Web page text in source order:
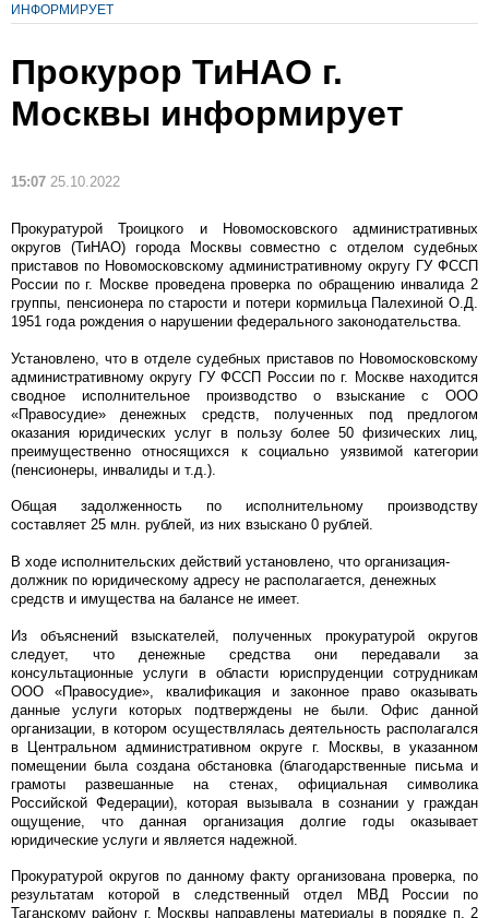
ИНФОРМИРУЕТ
Прокурор ТиНАО г.
Москвы информирует
15:07 25.10.2022
Прокуратурой Троицкого и Новомосковского административных
округов (ТиНАО) города Москвы совместно с отделом судебных
приставов по Новомосковскому административному округу ГУ ФССП
России по г. Москве проведена проверка по обращению инвалида 2
группы, пенсионера по старости и потери кормильца Палехиной О.Д.
1951 года рождения о нарушении федерального законодательства.
Установлено, что в отделе судебных приставов по Новомосковскому
административному округу ГУ ФССП России по г. Москве находится
сводное исполнительное производство о взыскание с ООО
«Правосудие» денежных средств, полученных под предлогом
оказания юридических услуг в пользу более 50 физических лиц,
преимущественно относящихся к социально уязвимой категории
(пенсионеры, инвалиды и т.д.).
Общая задолженность по исполнительному производству
составляет 25 млн. рублей, из них взыскано 0 рублей.
В ходе исполнительских действий установлено, что организация-
должник по юридическому адресу не располагается, денежных
средств и имущества на балансе не имеет.
Из объяснений взыскателей, полученных прокуратурой округов
следует, что денежные средства они передавали за
консультационные услуги в области юриспруденции сотрудникам
ООО «Правосудие», квалификация и законное право оказывать
данные услуги которых подтверждены не были. Офис данной
организации, в котором осуществлялась деятельность располагался
в Центральном административном округе г. Москвы, в указанном
помещении была создана обстановка (благодарственные письма и
грамоты развешанные на стенах, официальная символика
Российской Федерации), которая вызывала в сознании у граждан
ощущение, что данная организация долгие годы оказывает
юридические услуги и является надежной.
Прокуратурой округов по данному факту организована проверка, по
результатам которой в следственный отдел МВД России по
Таганскому району г. Москвы направлены материалы в порядке п. 2